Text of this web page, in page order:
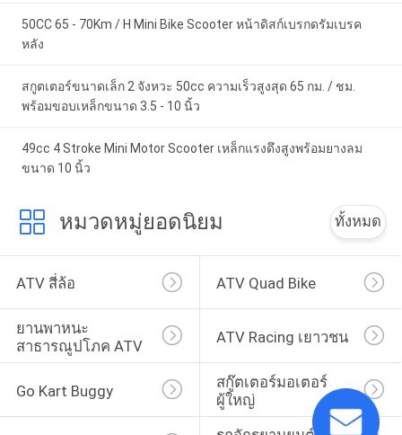
50CC 65 - 70Km / H Mini Bike Scooter หน้าดิสก์เบรกดรัมเบรค
หลัง
สกูตเตอร์ขนาดเล็ก 2 จังหวะ 50cc ความเร็วสูงสุด 65 กม. / ชม.
พร้อมขอบเหล็กขนาด 3.5 - 10 นิ้ว
49cc 4 Stroke Mini Motor Scooter เหล็กแรงดึงสูงพร้อมยางลม
ขนาด 10 นิ้ว
หมวดหมู่ยอดนิยม ทั้งหมด
ATV สี่ล้อ ATV Quad Bike
ยานพาหนะ
สาธารณูปโภค ATV
ATV Racing เยาวชน
Go Kart Buggy
สกู๊ตเตอร์มอเตอร์
ผู้ใหญ่